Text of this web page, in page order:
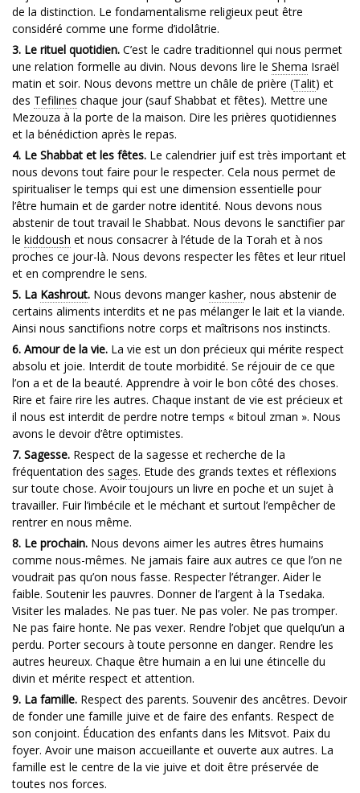
de la distinction. Le fondamentalisme religieux peut être
considéré comme une forme d’idolâtrie.
3. Le rituel quotidien. C’est le cadre traditionnel qui nous permet
une relation formelle au divin. Nous devons lire le Shema Israël
matin et soir. Nous devons mettre un châle de prière (Talit) et
des Tefilines chaque jour (sauf Shabbat et fêtes). Mettre une
Mezouza à la porte de la maison. Dire les prières quotidiennes
et la bénédiction après le repas.
4. Le Shabbat et les fêtes. Le calendrier juif est très important et
nous devons tout faire pour le respecter. Cela nous permet de
spiritualiser le temps qui est une dimension essentielle pour
l’être humain et de garder notre identité. Nous devons nous
abstenir de tout travail le Shabbat. Nous devons le sanctifier par
le kiddoush et nous consacrer à l’étude de la Torah et à nos
proches ce jour-là. Nous devons respecter les fêtes et leur rituel
et en comprendre le sens.
5. La Kashrout. Nous devons mangerkasher, nous abstenir de
certains aliments interdits et ne pas mélanger le lait et la viande.
Ainsi nous sanctifions notre corps et maîtrisons nos instincts.
6. Amour de la vie. La vie est un don précieux qui mérite respect
absolu et joie. Interdit de toute morbidité. Se réjouir de ce que
l’on a et de la beauté. Apprendre à voir le bon côté des choses.
Rire et faire rire les autres. Chaque instant de vie est précieux et
il nous est interdit de perdre notre temps « bitoul zman ». Nous
avons le devoir d’être optimistes.
7. Sagesse. Respect de la sagesse et recherche de la
fréquentation des sages. Etude des grands textes et réflexions
sur toute chose. Avoir toujours un livre en poche et un sujet à
travailler. Fuir l’imbécile et le méchant et surtout l’empêcher de
rentrer en nous même.
8. Le prochain. Nous devons aimer les autres êtres humains
comme nous-mêmes. Ne jamais faire aux autres ce que l’on ne
voudrait pas qu’on nous fasse. Respecter l’étranger. Aider le
faible. Soutenir les pauvres. Donner de l’argent à la Tsedaka.
Visiter les malades. Ne pas tuer. Ne pas voler. Ne pas tromper.
Ne pas faire honte. Ne pas vexer. Rendre l’objet que quelqu’un a
perdu. Porter secours à toute personne en danger. Rendre les
autres heureux. Chaque être humain a en lui une étincelle du
divin et mérite respect et attention.
9. La famille. Respect des parents. Souvenir des ancêtres. Devoir
de fonder une famille juive et de faire des enfants. Respect de
son conjoint. Éducation des enfants dans les Mitsvot. Paix du
foyer. Avoir une maison accueillante et ouverte aux autres. La
famille est le centre de la vie juive et doit être préservée de
toutes nos forces.